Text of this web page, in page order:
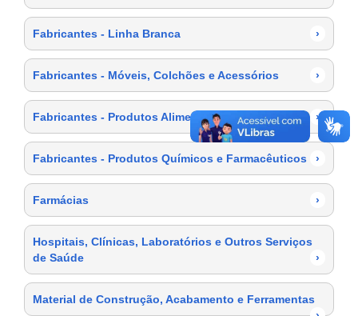
Fabricantes - Linha Branca ›
Fabricantes - Móveis, Colchões e Acessórios ›
Fabricantes - Produtos Alimentícios ›
Fabricantes - Produtos Químicos e Farmacêuticos ›
Farmácias ›
Hospitais, Clínicas, Laboratórios e Outros Serviços
de Saúde
›
Material de Construção, Acabamento e Ferramentas